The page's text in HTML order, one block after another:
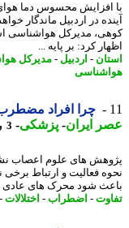
محسوس دما هوای
در اردبیل ماندگار خواهد
مدیرکل هواشناسی استان
کرد: بر پایه ...
-اردبیل -مدیرکل
چرا افراد مضطرب
ایران- پزشکی-3 روز پیش - پنجشنبه 15 مرداد 1405، 12:50
های علوم اعصاب نشان می
فعالیت و ارتباط برخی
شود محرک های عادی نیز
-اضطراب- اختلالات-